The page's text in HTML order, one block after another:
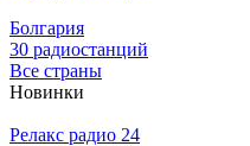
Болгария
30 радиостанций
Все страны
Новинки
Релакс радио 24